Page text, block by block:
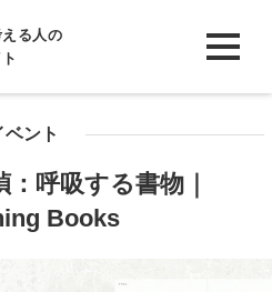
る人の
ベント
呼吸する書物｜
Books